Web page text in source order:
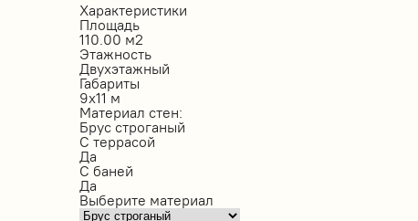
Характеристики
Площадь
110.00 м2
Этажность
Двухэтажный
Габариты
9х11 м
Материал стен:
Брус строганый
С террасой
Да
С баней
Да
Выберите материал